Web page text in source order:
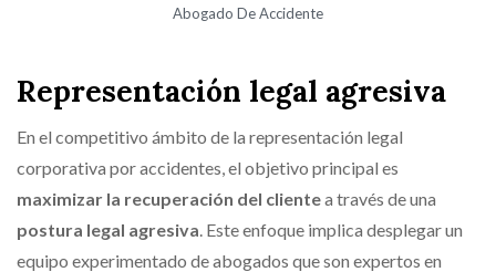
Abogado De Accidente
Representación legal agresiva
En el competitivo ámbito de la representación legal
corporativa por accidentes, el objetivo principal es
maximizar la recuperación del clientea través de una
postura legal agresiva . Este enfoque implica desplegar un
equipo experimentado de abogados que son expertos en